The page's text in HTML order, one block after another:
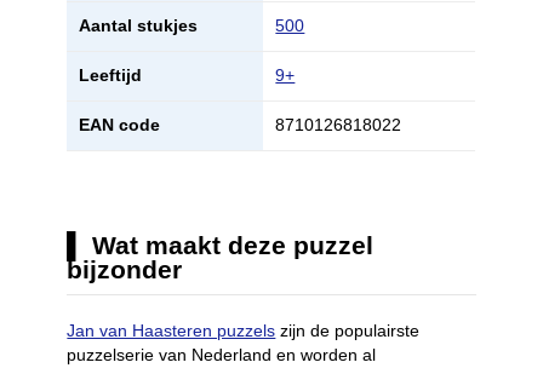
Aantal stukjes 500
Leeftijd 9+
EAN code 8710126818022
Wat maakt deze puzzel
bijzonder
Jan van Haasteren puzzels zijn de populairste
puzzelserie van Nederland en worden al